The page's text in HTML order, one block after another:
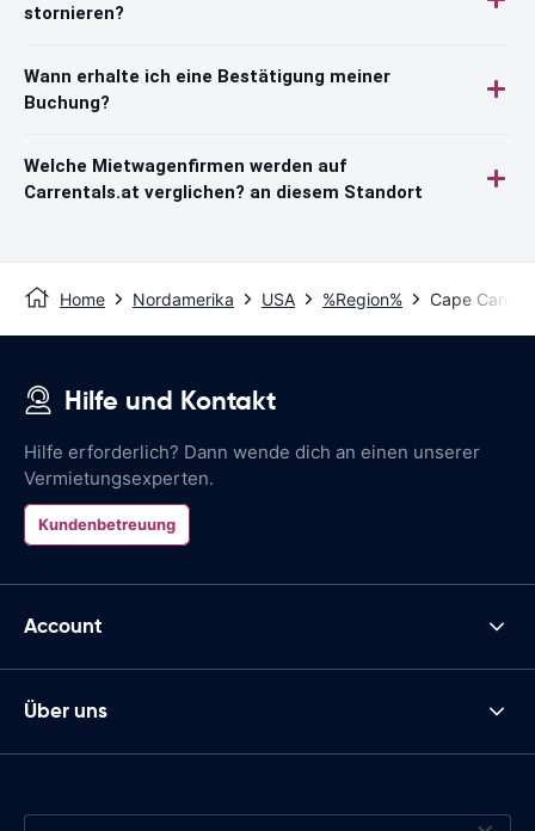
stornieren?
Wann erhalte ich eine Bestätigung meiner
Buchung?
Welche Mietwagenfirmen werden auf
Carrentals.at verglichen? an diesem Standort
Home Nordamerika USA %Region% Cape
Hilfe und Kontakt
Hilfe erforderlich? Dann wende dich an einen unserer
Vermietungsexperten.
Kundenbetreuung
Account
Über uns